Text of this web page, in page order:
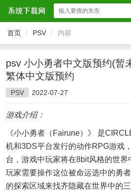
首页 / PSV / 内容
psv 小小勇者中文版预约(暂
繁体中文版预约
PSV 2022-07-27
游戏介绍：
《小小勇者（Fairune）》 是
机和3DS平台发行的动作RPG游戏
台，游戏中玩家将在8bit风格的世界
玩家需要操作这位被命运选中的勇
的探索区域来找齐隐藏在世界中的